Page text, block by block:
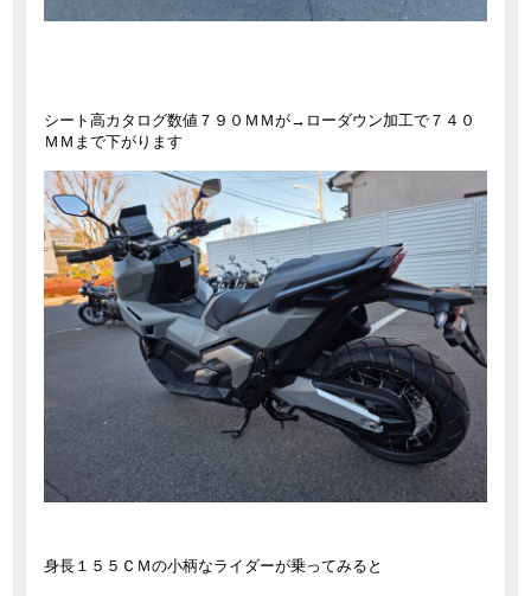
シート高カタログ数値７９０ＭＭが→ローダウン加工で７４０
ＭＭまで下がります
身長１５５ＣＭの小柄なライダーが乗ってみると